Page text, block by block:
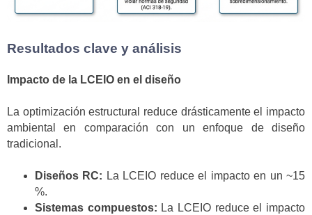
Resultados clave y análisis
Impacto de la LCEIO en el diseño
La optimización estructural reduce drásticamente el impacto
ambiental en comparación con un enfoque de diseño
tradicional.
Diseños RC: La LCEIO reduce el impacto en un ~15
%.
Sistemas compuestos: La LCEIO reduce el impacto